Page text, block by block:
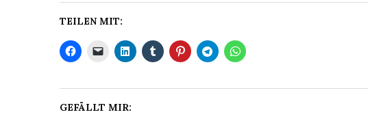
TEILEN MIT:
GEFÄLLT MIR: